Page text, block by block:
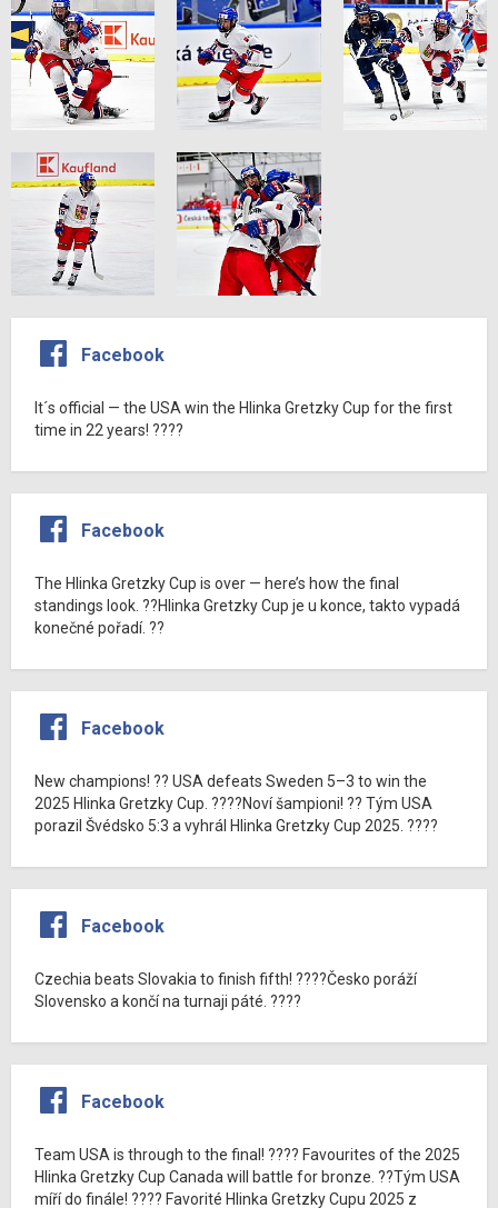
Facebook
It´s official — the USA win the Hlinka Gretzky Cup for the first
time in 22 years! ????
Facebook
The Hlinka Gretzky Cup is over — here’s how the final
standings look. ??Hlinka Gretzky Cup je u konce, takto vypadá
konečné pořadí. ??
Facebook
New champions! ?? USA defeats Sweden 5–3 to win the
2025 Hlinka Gretzky Cup. ????Noví šampioni! ?? Tým USA
porazil Švédsko 5:3 a vyhrál Hlinka Gretzky Cup 2025. ????
Facebook
Czechia beats Slovakia to finish fifth! ????Česko poráží
Slovensko a končí na turnaji páté. ????
Facebook
Team USA is through to the final! ???? Favourites of the 2025
Hlinka Gretzky Cup Canada will battle for bronze. ??Tým USA
míří do finále! ???? Favorité Hlinka Gretzky Cupu 2025 z